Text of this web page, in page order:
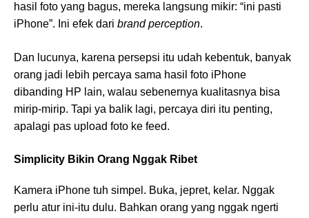
hasil foto yang bagus, mereka langsung mikir: “ini pasti
iPhone”. Ini efek dari brand perception.
Dan lucunya, karena persepsi itu udah kebentuk, banyak
orang jadi lebih percaya sama hasil foto iPhone
dibanding HP lain, walau sebenernya kualitasnya bisa
mirip-mirip. Tapi ya balik lagi, percaya diri itu penting,
apalagi pas upload foto ke feed.
Simplicity Bikin Orang Nggak Ribet
Kamera iPhone tuh simpel. Buka, jepret, kelar. Nggak
perlu atur ini-itu dulu. Bahkan orang yang nggak ngerti